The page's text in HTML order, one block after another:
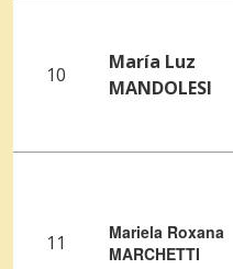
10
María Luz
MANDOLESI
11
Mariela Roxana
MARCHETTI